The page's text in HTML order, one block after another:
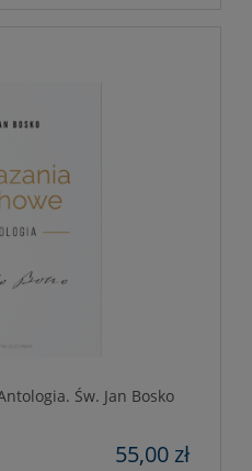
Św. Jan Bosko
55,00 zł